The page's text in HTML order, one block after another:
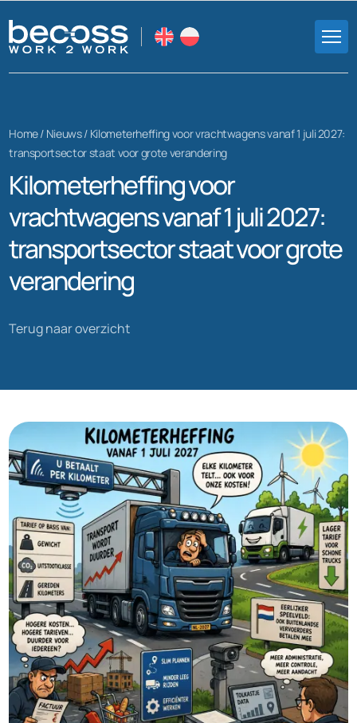
Home / Nieuws/ Kilometerheffing voor vrachtwagens vanaf 1 juli 2027:
transportsector staat voor grote verandering
Kilometerheffing voor
vrachtwagens vanaf 1 juli 2027:
transportsector staat voor grote
verandering
Terug naar overzicht